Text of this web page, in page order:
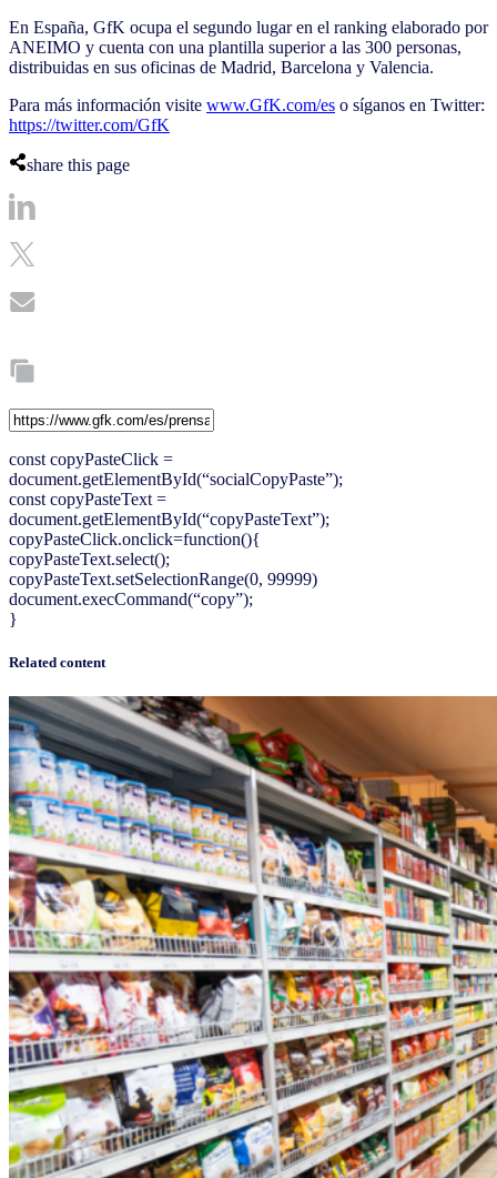
En España, GfK ocupa el segundo lugar en el ranking elaborado por
ANEIMO y cuenta con una plantilla superior a las 300 personas,
distribuidas en sus oficinas de Madrid, Barcelona y Valencia.
Para más información visite www.GfK.com/es o síganos en Twitter:
https://twitter.com/GfK
share this page
const copyPasteClick =
document.getElementById(“socialCopyPaste”);
const copyPasteText =
document.getElementById(“copyPasteText”);
copyPasteClick.onclick=function(){
copyPasteText.select();
copyPasteText.setSelectionRange(0, 99999)
document.execCommand(“copy”);
}
Related content